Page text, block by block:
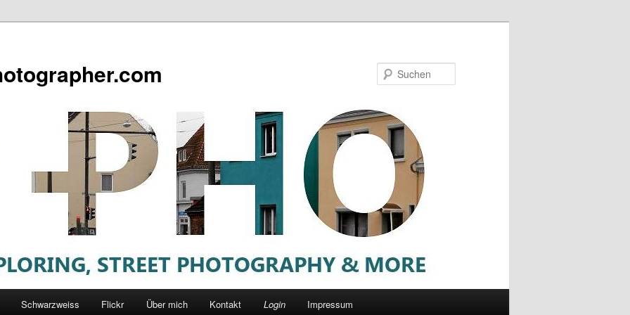
Schwarzweiss Flickr Über mich Kontakt Login Impressum